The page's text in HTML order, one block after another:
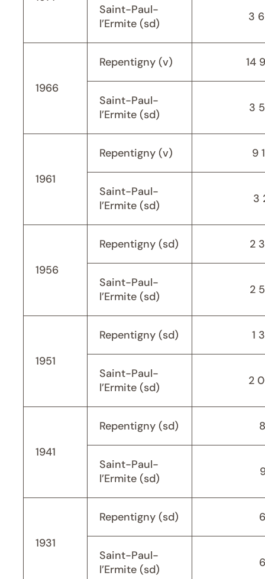
Saint-Paul-
l’Ermite (sd)
3
1966
Repentigny (v) 14
Saint-Paul-
l’Ermite (sd)
3
1961
Repentigny (v) 9
Saint-Paul-
l’Ermite (sd)
3
1956
Repentigny (sd) 2
Saint-Paul-
l’Ermite (sd)
2
1951
Repentigny (sd) 1
Saint-Paul-
l’Ermite (sd)
2
1941
Repentigny (sd)
Saint-Paul-
l’Ermite (sd)
1931
Repentigny (sd)
Saint-Paul-
l’Ermite (sd)